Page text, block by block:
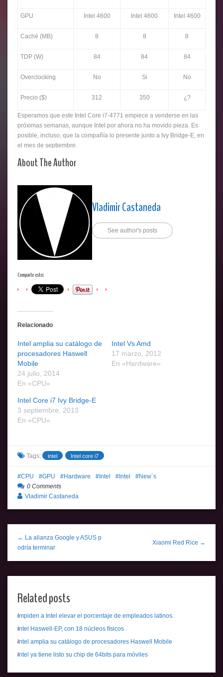
GPU Intel 4600 Intel 4600 Intel 4600
Caché (MB) 8 8 8
TDP (W) 84 84 84
Overclocking No Si No
Precio ($) 312 350 ¿?
Esperamos que este Intel Core i7-4771 empiece a venderse en las
próximas semanas, aunque Intel por ahora no ha movido pieza. Es
posible, incluso, que la compañía lo presente junto a Ivy Bridge-E, en
el mes de septiembre.
About The Author
Vladimir Castaneda
See author's posts
Comparte esto:
Relacionado
Intel amplia su catálogo de
procesadores Haswell
Mobile
24 julio, 2014
En «CPU»
Intel Vs Amd
17 marzo, 2012
En «Hardware»
Intel Core i7 Ivy Bridge-E
3 septiembre, 2013
En «CPU»
Tags: intel Intel core i7
CPU GPU Hardware Intel Intel
New´s
0 Comments
Vladimir Castaneda
← La alianza Google y ASUS p
odría terminar
Xiaomi Red Rice →
Related posts
Impiden a Intel elevar el porcentaje de empleados latinos.
Intel Haswell-EP, con 18 núcleos físicos
Intel amplia su catálogo de procesadores Haswell Mobile
Intel ya tiene listo su chip de 64bits para móviles